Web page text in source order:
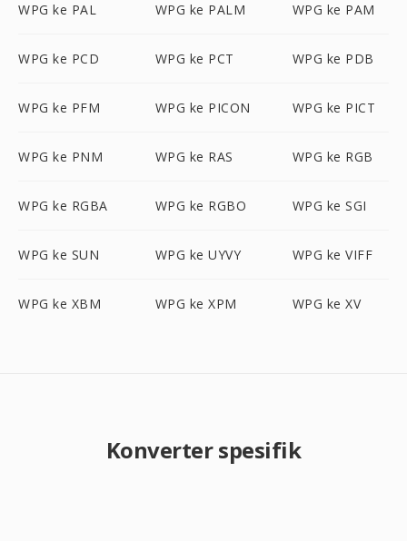
WPG ke PAL WPG ke PALM WPG ke PAM
WPG ke PCD WPG ke PCT WPG ke PDB
WPG ke PFM WPG ke PICON WPG ke PICT
WPG ke PNM WPG ke RAS WPG ke RGB
WPG ke RGBA WPG ke RGBO WPG ke SGI
WPG ke SUN WPG ke UYVY WPG ke VIFF
WPG ke XBM WPG ke XPM WPG ke XV
Konverter spesifik